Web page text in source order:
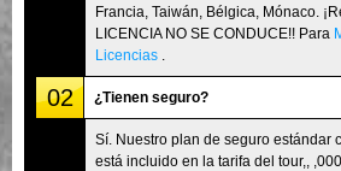
Francia, Taiwán, Bélgica, Mónaco.
LICENCIA NO SE CONDUCE!! Para
Licencias
02 ¿Tienen seguro?
Sí. Nuestro plan de seguro estándar
está incluido en la tarifa del tour,,